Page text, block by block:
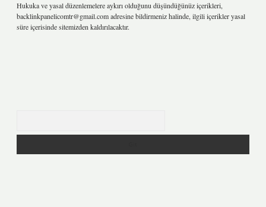
Hukuka ve yasal düzenlemelere aykırı olduğunu düşündüğünüz içerikleri,
backlinkpanelicomtr@gmail.comadresine bildirmeniz halinde, ilgili içerikler yasal
süre içerisinde sitemizden kaldırılacaktır.